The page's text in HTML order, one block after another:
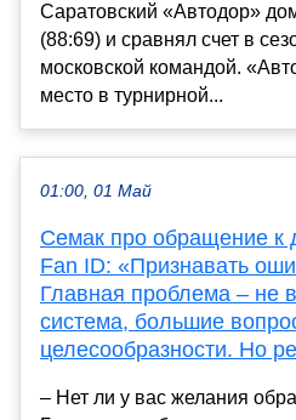
Саратовский «Автодор»
(88:69) и сравнял счет в
московской командой.
место в турнирной...
01:00, 01 Май
Семак про обращение к
Fan ID: «Признавать
Главная проблема – не
система, большие
целесообразности. Но
– Нет ли у вас желания